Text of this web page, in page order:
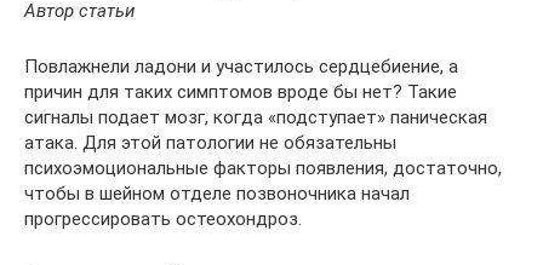
Автор статьи
Повлажнели ладони и участилось сердцебиение, а
причин для таких симптомов вроде бы нет? Такие
сигналы подает мозг, когда «подступает» паническая
атака. Для этой патологии не обязательны
психоэмоциональные факторы появления, достаточно,
чтобы в шейном отделе позвоночника начал
прогрессировать остеохондроз.